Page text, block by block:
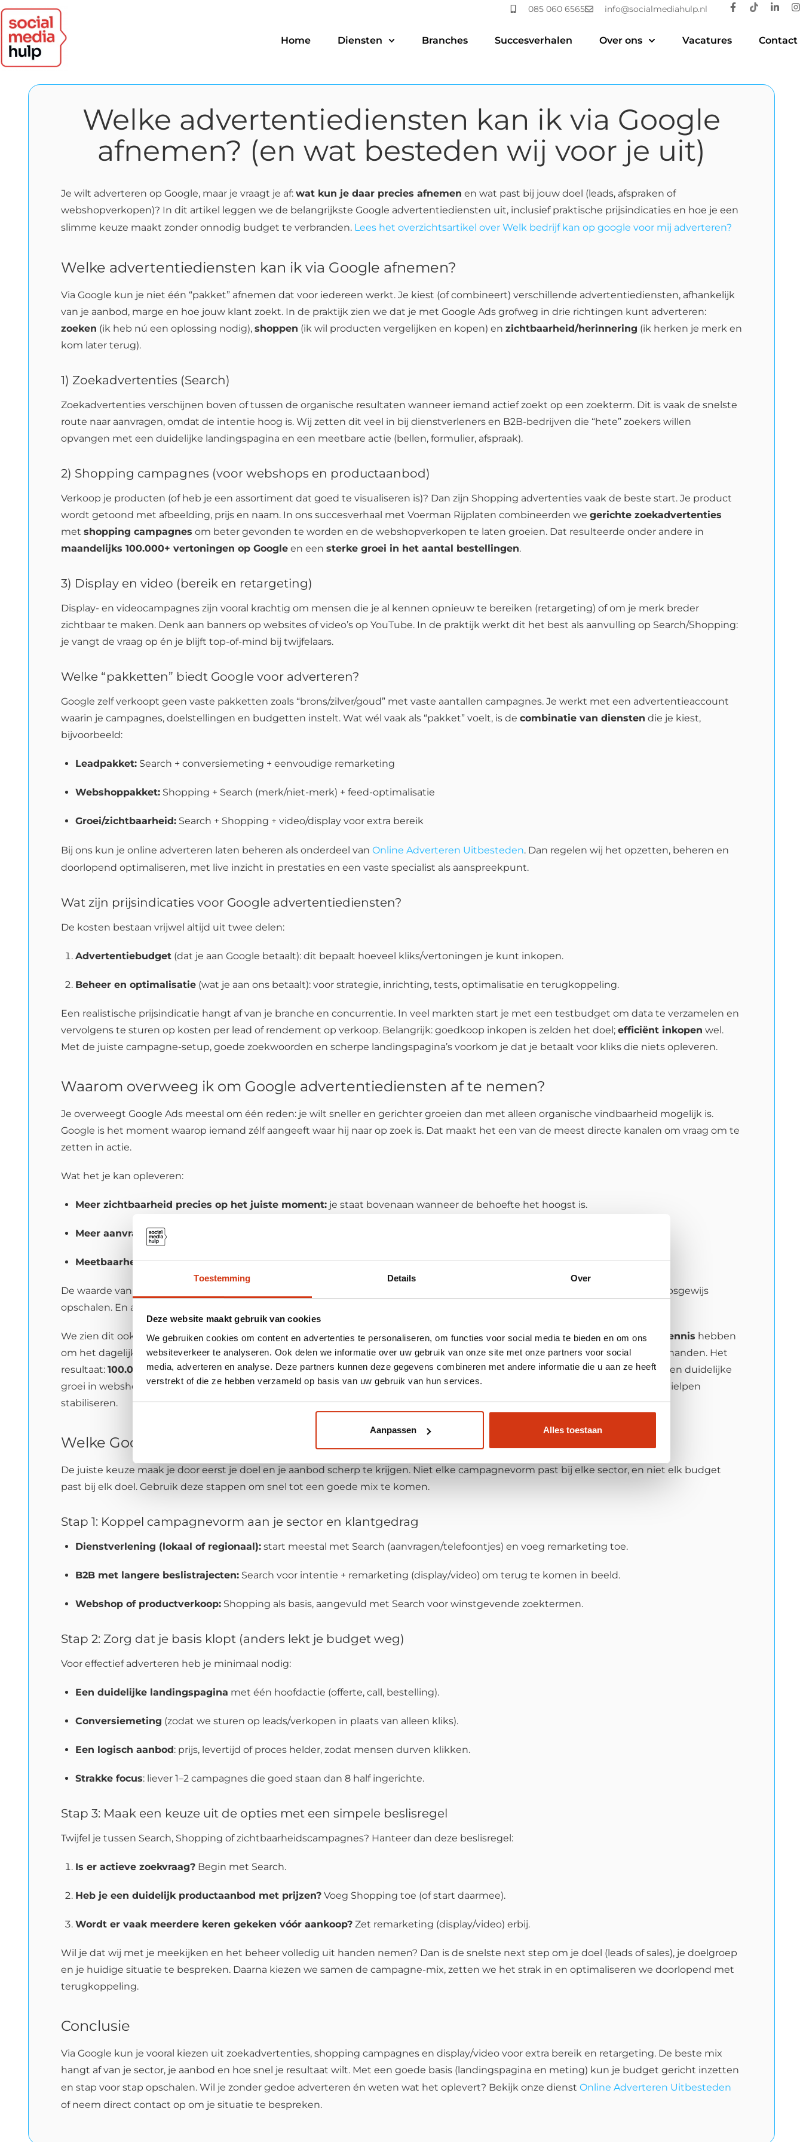
Toestemming Details Over
Deze website maakt gebruik van cookies
We gebruiken cookies om content en advertenties te personaliseren, om functies voor social media te bieden en om ons
websiteverkeer te analyseren. Ook delen we informatie over uw gebruik van onze site met onze partners voor social
media, adverteren en analyse. Deze partners kunnen deze gegevens combineren met andere informatie die u aan ze heeft
verstrekt of die ze hebben verzameld op basis van uw gebruik van hun services.
Aanpassen Alles toestaan
085 060 6565 info@socialmediahulp.nl
Home Diensten Branches Succesverhalen Over ons Vacatures Contact
Welke advertentiediensten kan ik via Google
afnemen? (en wat besteden wij voor je uit)
Je wilt adverteren op Google, maar je vraagt je af: wat kun je daar precies afnemen en wat past bij jouw doel (leads, afspraken of
webshopverkopen)? In dit artikel leggen we de belangrijkste Google advertentiediensten uit, inclusief praktische prijsindicaties en hoe je een
slimme keuze maakt zonder onnodig budget te verbranden. Lees het overzichtsartikel over Welk bedrijf kan op google voor mij adverteren?
Welke advertentiediensten kan ik via Google afnemen?
Via Google kun je niet één “pakket” afnemen dat voor iedereen werkt. Je kiest (of combineert) verschillende advertentiediensten, afhankelijk
van je aanbod, marge en hoe jouw klant zoekt. In de praktijk zien we dat je met Google Ads grofweg in drie richtingen kunt adverteren:
zoeken (ik heb nú een oplossing nodig), shoppen (ik wil producten vergelijken en kopen) en zichtbaarheid/herinnering (ik herken je merk en
kom later terug).
1) Zoekadvertenties (Search)
Zoekadvertenties verschijnen boven of tussen de organische resultaten wanneer iemand actief zoekt op een zoekterm. Dit is vaak de snelste
route naar aanvragen, omdat de intentie hoog is. Wij zetten dit veel in bij dienstverleners en B2B-bedrijven die “hete” zoekers willen
opvangen met een duidelijke landingspagina en een meetbare actie (bellen, formulier, afspraak).
2) Shopping campagnes (voor webshops en productaanbod)
Verkoop je producten (of heb je een assortiment dat goed te visualiseren is)? Dan zijn Shopping advertenties vaak de beste start. Je product
wordt getoond met afbeelding, prijs en naam. In ons succesverhaal met Voerman Rijplaten combineerden we gerichte zoekadvertenties
met shopping campagnes om beter gevonden te worden en de webshopverkopen te laten groeien. Dat resulteerde onder andere in
maandelijks 100.000+ vertoningen op Google en een sterke groei in het aantal bestellingen.
3) Display en video (bereik en retargeting)
Display- en videocampagnes zijn vooral krachtig om mensen die je al kennen opnieuw te bereiken (retargeting) of om je merk breder
zichtbaar te maken. Denk aan banners op websites of video’s op YouTube. In de praktijk werkt dit het best als aanvulling op Search/Shopping:
je vangt de vraag op én je blijft top-of-mind bij twijfelaars.
Welke “pakketten” biedt Google voor adverteren?
Google zelf verkoopt geen vaste pakketten zoals “brons/zilver/goud” met vaste aantallen campagnes. Je werkt met een advertentieaccount
waarin je campagnes, doelstellingen en budgetten instelt. Wat wél vaak als “pakket” voelt, is de combinatie van diensten die je kiest,
bijvoorbeeld:
Leadpakket: Search + conversiemeting + eenvoudige remarketing
Webshoppakket: Shopping + Search (merk/niet-merk) + feed-optimalisatie
Groei/zichtbaarheid: Search + Shopping + video/display voor extra bereik
Bij ons kun je online adverteren laten beheren als onderdeel van Online Adverteren Uitbesteden. Dan regelen wij het opzetten, beheren en
doorlopend optimaliseren, met live inzicht in prestaties en een vaste specialist als aanspreekpunt.
Wat zijn prijsindicaties voor Google advertentiediensten?
De kosten bestaan vrijwel altijd uit twee delen:
Advertentiebudget (dat je aan Google betaalt): dit bepaalt hoeveel kliks/vertoningen je kunt inkopen.
Beheer en optimalisatie (wat je aan ons betaalt): voor strategie, inrichting, tests, optimalisatie en terugkoppeling.
Een realistische prijsindicatie hangt af van je branche en concurrentie. In veel markten start je met een testbudget om data te verzamelen en
vervolgens te sturen op kosten per lead of rendement op verkoop. Belangrijk: goedkoop inkopen is zelden het doel; efficiënt inkopen wel.
Met de juiste campagne-setup, goede zoekwoorden en scherpe landingspagina’s voorkom je dat je betaalt voor kliks die niets opleveren.
Waarom overweeg ik om Google advertentiediensten af te nemen?
Je overweegt Google Ads meestal om één reden: je wilt sneller en gerichter groeien dan met alleen organische vindbaarheid mogelijk is.
Google is het moment waarop iemand zélf aangeeft waar hij naar op zoek is. Dat maakt het een van de meest directe kanalen om vraag om te
zetten in actie.
Wat het je kan opleveren:
Meer zichtbaarheid precies op het juiste moment: je staat bovenaan wanneer de behoefte het hoogst is.
Meer aanvragen of verkopen:
Meetbaarheid:je ziet wat een klik kost, wat een lead kost en welke zoekwoorden resultaat geven.
De waarde van investeren zit in controle en schaalbaarheid. Als je weet wat een lead of bestelling je oplevert, kun je budget stapsgewijs
opschalen. En als je het goed inricht, wordt adverteren minder “gokken” en meer “sturen”.
We zien dit ook in onze trajecten: klanten komen vaak bij ons omdat ze wel voelen dat Google Ads nodig is, maar geen tijd of kennis hebben
om het dagelijks scherp te houden. In het succesverhaal van Voerman Rijplaten namen we het volledige online adverteren uit handen. Het
resultaat: 100.000+ vertoningen per maand op Google, meer dan30.000 personen per maand bereikt via social mediaen een duidelijke
groei in webshopbestellingen. En minstens zo belangrijk: zij konden focussen op hun echte werk terwijl wij de klantenstroom hielpen
stabiliseren.
Welke Google advertentiediensten passen bij mijn behoeften?
De juiste keuze maak je door eerst je doel en je aanbod scherp te krijgen. Niet elke campagnevorm past bij elke sector, en niet elk budget
past bij elk doel. Gebruik deze stappen om snel tot een goede mix te komen.
Stap 1: Koppel campagnevorm aan je sector en klantgedrag
Dienstverlening (lokaal of regionaal): start meestal met Search (aanvragen/telefoontjes) en voeg remarketing toe.
B2B met langere beslistrajecten: Search voor intentie + remarketing (display/video) om terug te komen in beeld.
Webshop of productverkoop: Shopping als basis, aangevuld met Search voor winstgevende zoektermen.
Stap 2: Zorg dat je basis klopt (anders lekt je budget weg)
Voor effectief adverteren heb je minimaal nodig:
Een duidelijke landingspagina met één hoofdactie (offerte, call, bestelling).
Conversiemeting (zodat we sturen op leads/verkopen in plaats van alleen kliks).
Een logisch aanbod: prijs, levertijd of proces helder, zodat mensen durven klikken.
Strakke focus: liever 1–2 campagnes die goed staan dan 8 half ingerichte.
Stap 3: Maak een keuze uit de opties met een simpele beslisregel
Twijfel je tussen Search, Shopping of zichtbaarheidscampagnes? Hanteer dan deze beslisregel:
Is er actieve zoekvraag? Begin met Search.
Heb je een duidelijk productaanbod met prijzen? Voeg Shopping toe (of start daarmee).
Wordt er vaak meerdere keren gekeken vóór aankoop? Zet remarketing (display/video) erbij.
Wil je dat wij met je meekijken en het beheer volledig uit handen nemen? Dan is de snelste next step om je doel (leads of sales), je doelgroep
en je huidige situatie te bespreken. Daarna kiezen we samen de campagne-mix, zetten we het strak in en optimaliseren we doorlopend met
terugkoppeling.
Conclusie
Via Google kun je vooral kiezen uit zoekadvertenties, shopping campagnes en display/video voor extra bereik en retargeting. De beste mix
hangt af van je sector, je aanbod en hoe snel je resultaat wilt. Met een goede basis (landingspagina en meting) kun je budget gericht inzetten
en stap voor stap opschalen. Wil je zonder gedoe adverteren én weten wat het oplevert? Bekijk onze dienst Online Adverteren Uitbesteden
of neem direct contact op om je situatie te bespreken.